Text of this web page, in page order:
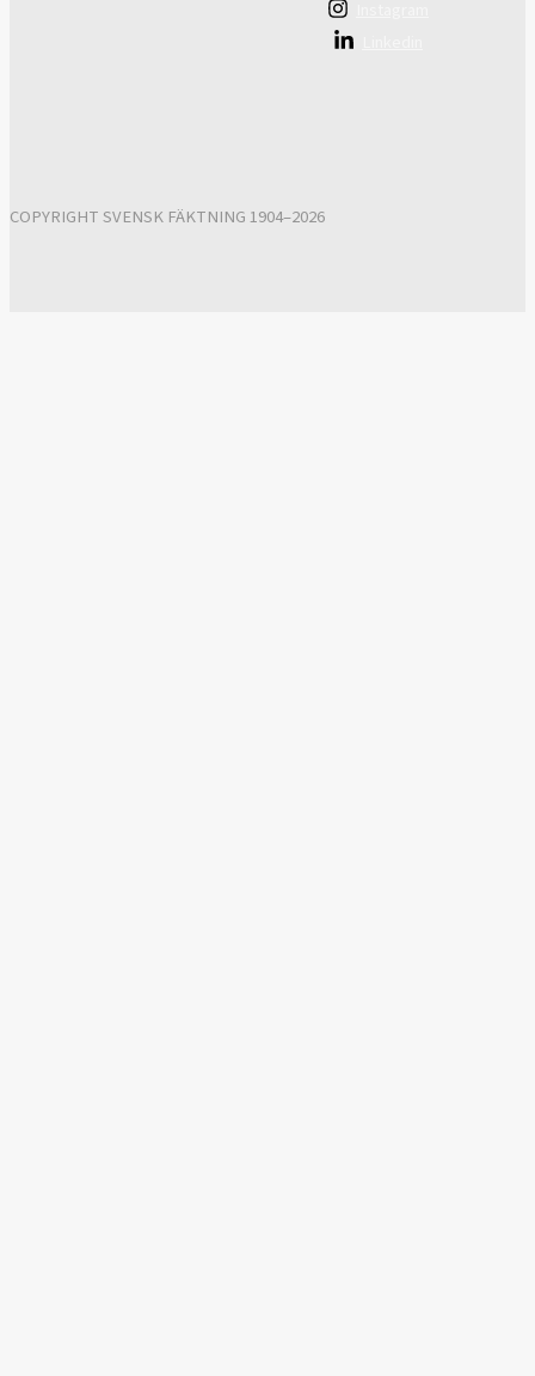
COPYRIGHT SVENSK FÄKTNING 1904–2026